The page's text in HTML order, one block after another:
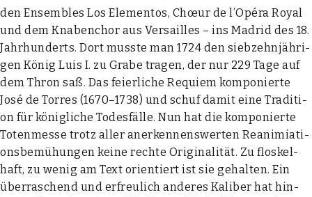
den Ensem­bles Los Ele­ment­os, Chœur de l’Opéra Roy­al
und dem Kna­ben­chor aus Ver­sailles – ins Madrid des 18.
Jahr­hun­derts. Dort muss­te man 1724 den sieb­zehn­jäh­ri­
gen König Luis I. zu Gra­be tra­gen, der nur 229 Tage auf
dem Thron saß. Das fei­er­li­che Requi­em kom­po­nier­te
José de Tor­res (1670–1738) und schuf damit eine Tra­di­ti­
on für könig­li­che Todes­fäl­le. Nun hat die kom­po­nier­te
Toten­mes­se trotz aller aner­ken­nens­wer­ten Reanim­ia­ti­
ons­be­mü­hun­gen kei­ne rech­te Ori­gi­na­li­tät. Zu flos­kel­
haft, zu wenig am Text ori­en­tiert ist sie gehal­ten. Ein
über­ra­schend und erfreu­lich ande­res Kali­ber hat hin­